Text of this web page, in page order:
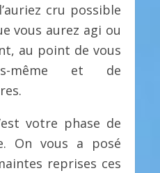
cru possible
vous aurez agi ou
au point de vous
même et de
votre phase de
On vous a posé
reprises ces